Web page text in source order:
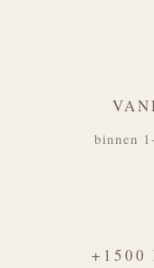
binnen
+1500